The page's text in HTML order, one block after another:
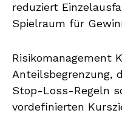
reduziert
Spielraum für
Risikomanagement
Anteilsbegrenzung,
Stop-Loss-Regeln
vordefinierten